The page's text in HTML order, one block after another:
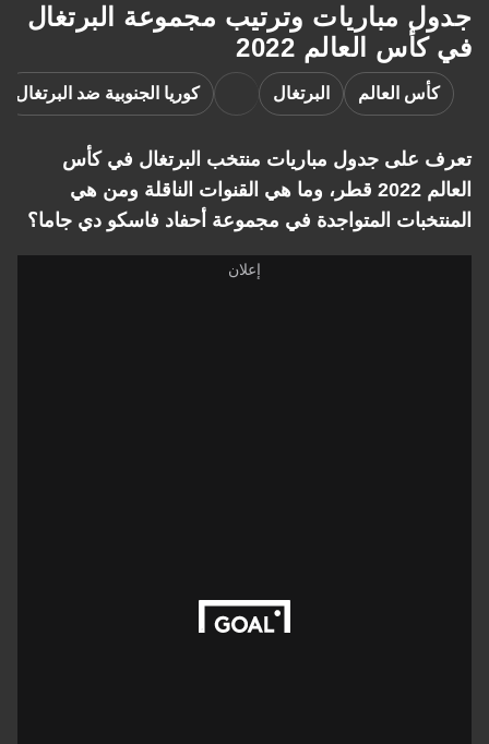
جدول مباريات وترتيب مجموعة البرتغال
في كأس العالم 2022
كأس العالم البرتغال كوريا الجنوبية ضد البرتغال
تعرف على جدول مباريات منتخب البرتغال في كأس
العالم 2022 قطر، وما هي القنوات الناقلة ومن هي
المنتخبات المتواجدة في مجموعة أحفاد فاسكو دي جاما؟